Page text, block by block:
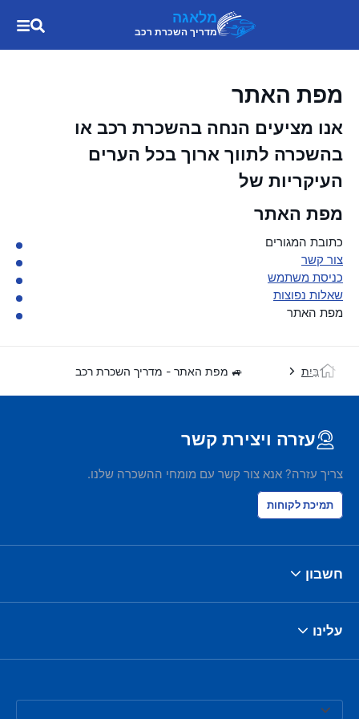
מלאגה
מדריך השכרת רכב
מפת האתר
אנו מציעים הנחה בהשכרת רכב או
בהשכרה לתווך ארוך בכל הערים
העיקריות של
מפת האתר
כתובת המגורים
צור קשר
כניסת משתמש
שאלות נפוצות
מפת האתר
בַּיִת 🚙 מפת האתר - מדריך השכרת רכב
עזרה ויצירת קשר
צריך עזרה? אנא צור קשר עם מומחי ההשכרה שלנו.
תמיכת לקוחות
חשבון
עלינו